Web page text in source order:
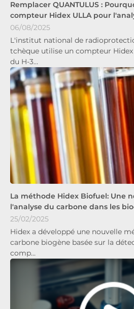
Remplacer QUANTULUS :
compteur Hidex ULLA pour
06/08/2025
L'institut national de
tchèque utilise un compteur
du H-3…
La méthode Hidex Biofuel: Une
l'analyse du carbone dans les
25/02/2025
Hidex a développé une nouvelle
carbone biogène basée sur la
comp…